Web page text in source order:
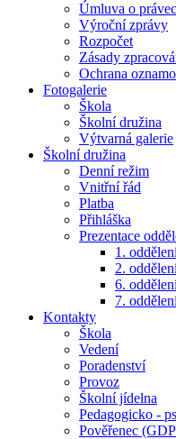
Úmluva o
Výroční zprávy
Rozpočet
Zásady
Ochrana
Fotogalerie
Škola
Školní družina
Výtvarná galerie
Školní družina
Denní režim
Vnitřní řád
Platba
Přihláška
Prezentace
1.
2.
6.
7.
Kontakty
Škola
Vedení
Poradenství
Provoz
Školní jídelna
Pedagogicko -
Pověřenec